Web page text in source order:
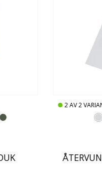
2AV2